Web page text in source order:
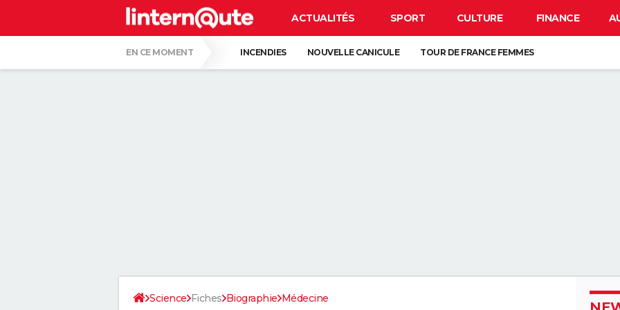
ACTUALITÉS SPORT CULTURE FINANCE
EN CE MOMENT INCENDIES NOUVELLE CANICULE TOUR DE FRANCE FEMMES
Science Fiches Biographie Médecine